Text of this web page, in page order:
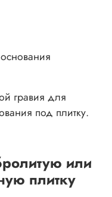
гравия для
под плитку.
или
плитку